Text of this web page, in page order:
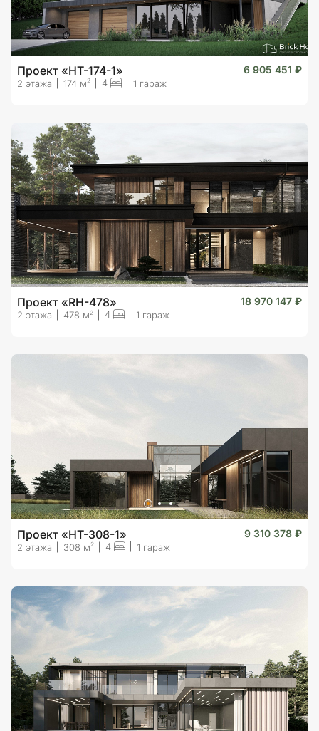
Проект «HT-174-1» 6 905 451 ₽
2 этажа 174 м2 4 1 гараж
Проект «RH-478» 18 970 147 ₽
2 этажа 478 м 2 4 1 гараж
Проект «HT-308-1» 9 310 378 ₽
2 этажа 308 м2 4 1 гараж